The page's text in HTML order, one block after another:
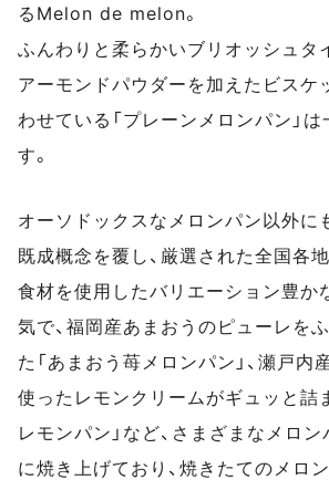
るMelon de melon。
ふんわりと柔らかいブリオッシュタ
アーモンドパウダーを加えたビスケ
わせている「プレーンメロンパン」
す。
オーソドックスなメロンパン以外に
既成概念を覆し、厳選された全国各
食材を使用したバリエーション豊か
気で、福岡産あまおうのピューレを
た「あまおう苺メロンパン」、瀬戸内
使ったレモンクリームがギュッと詰
レモンパン」など、さまざまなメロ
に焼き上げており、焼きたてのメロ